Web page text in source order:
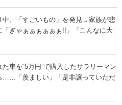
中、「すごいもの」を発見→家族が悲
「ぎゃぁぁぁぁぁぁ!!」「こんなに大
車を“5万円”で購入したサラリーマン
……「羨ましい」「是非譲っていただ